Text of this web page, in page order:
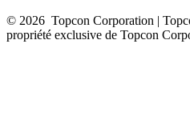
© 2026 Topcon Corporation |
propriété exclusive de Topcon